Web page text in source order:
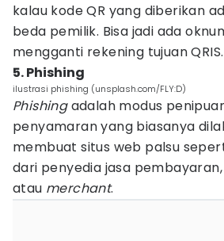
kalau kode QR yang diberikan
beda pemilik. Bisa jadi ada
mengganti rekening tujuan QRIS.
5. Phishing
ilustrasi phishing (unsplash.com/FLY:D)
Phishingadalah modus
penyamaran yang biasanya
membuat situs web palsu
dari penyedia jasa
atau merchant.